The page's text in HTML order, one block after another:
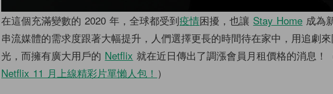
在這個充滿變數的 2020 年，全球都受到疫情困擾，也讓 Stay Home 成為
串流媒體的需求度跟著大幅提升，人們選擇更長的時間待在家中，用追劇
光，而擁有廣大用戶的 Netflix 就在近日傳出了調漲會員月租價格的消息！
Netflix 11 月上線精彩片單懶人包！ ）